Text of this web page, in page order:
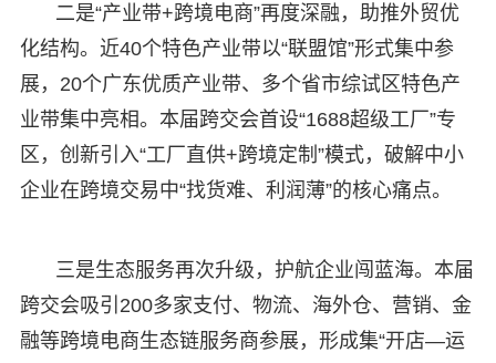
二是“产业带+跨境电商”再度深融，助推外贸优
化结构。近40个特色产业带以“联盟馆”形式集中参
展，20个广东优质产业带、多个省市综试区特色产
业带集中亮相。本届跨交会首设“1688超级工厂”专
区，创新引入“工厂直供+跨境定制”模式，破解中小
企业在跨境交易中“找货难、利润薄”的核心痛点。
三是生态服务再次升级，护航企业闯蓝海。本届
跨交会吸引200多家支付、物流、海外仓、营销、金
融等跨境电商生态链服务商参展，形成集“开店—运